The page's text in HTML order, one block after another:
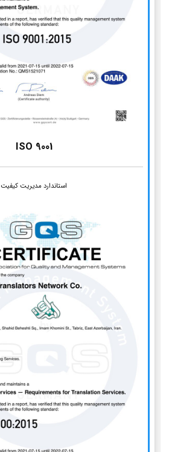
ISO 9001
استاندارد مدیریت کیفیت